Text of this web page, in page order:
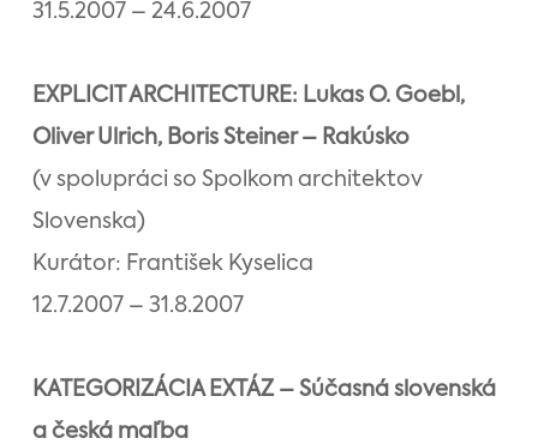
31.5.2007 – 24.6.2007
EXPLICIT ARCHITECTURE: Lukas O. Goebl,
Oliver Ulrich, Boris Steiner – Rakúsko
(v spolupráci so Spolkom architektov
Slovenska)
Kurátor: František Kyselica
12.7.2007 – 31.8.2007
KATEGORIZÁCIA EXTÁZ – Súčasná slovenská
a česká maľba